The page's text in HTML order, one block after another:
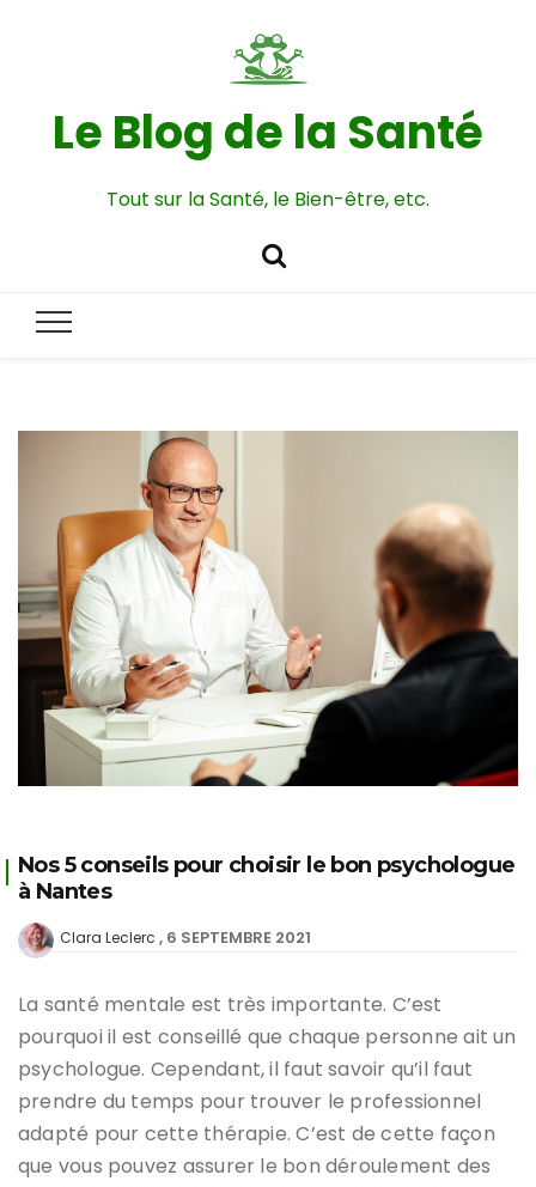
Le Blog de la Santé
Tout sur la Santé, le Bien-être, etc.
Nos 5 conseils pour choisir le bon psychologue
à Nantes
Clara Leclerc 6 SEPTEMBRE 2021
La santé mentale est très importante. C’est
pourquoi il est conseillé que chaque personne ait un
psychologue. Cependant, il faut savoir qu’il faut
prendre du temps pour trouver le professionnel
adapté pour cette thérapie. C’est de cette façon
que vous pouvez assurer le bon déroulement des